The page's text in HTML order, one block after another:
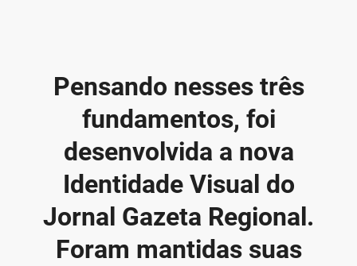
Pensando nesses três
fundamentos, foi
desenvolvida a nova
Identidade Visual do
Jornal Gazeta Regional.
Foram mantidas suas